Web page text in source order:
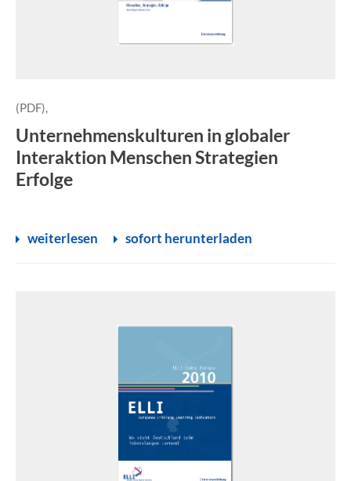
(PDF),
Unternehmenskulturen in globaler
Interaktion Menschen Strategien
Erfolge
weiterlesen sofort herunterladen